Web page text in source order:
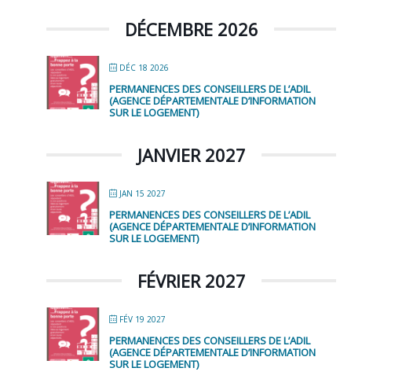
DÉCEMBRE 2026
DÉC 18 2026
PERMANENCES DES CONSEILLERS DE L’ADIL
(AGENCE DÉPARTEMENTALE D’INFORMATION
SUR LE LOGEMENT)
JANVIER 2027
JAN 15 2027
PERMANENCES DES CONSEILLERS DE L’ADIL
(AGENCE DÉPARTEMENTALE D’INFORMATION
SUR LE LOGEMENT)
FÉVRIER 2027
FÉV 19 2027
PERMANENCES DES CONSEILLERS DE L’ADIL
(AGENCE DÉPARTEMENTALE D’INFORMATION
SUR LE LOGEMENT)